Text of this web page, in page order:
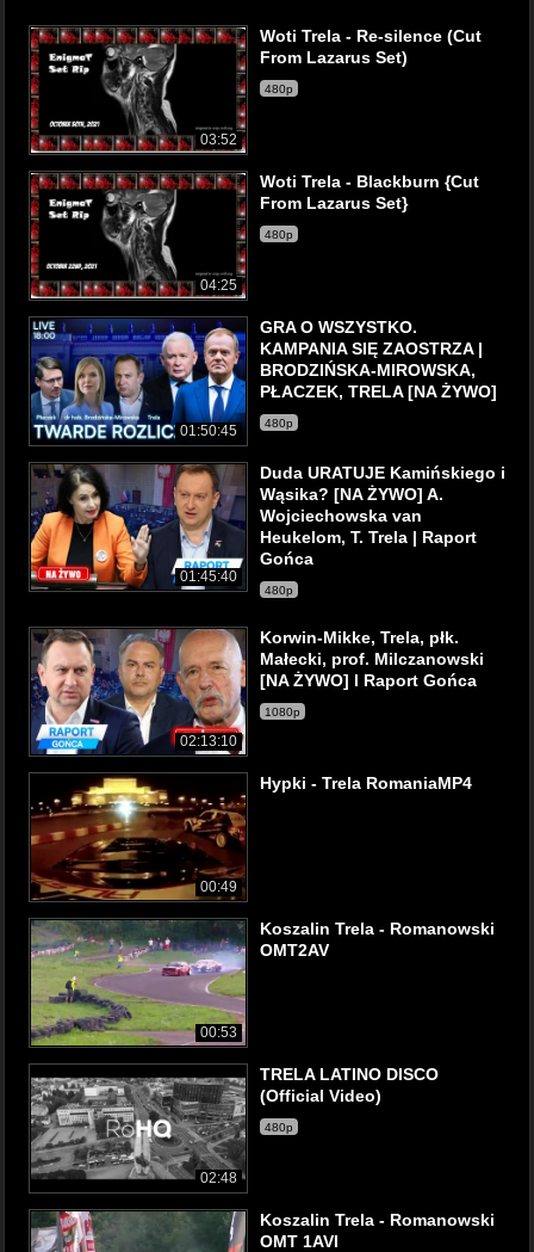
03:52
Woti Trela - Re-silence (Cut
From Lazarus Set)
480p
04:25
Woti Trela - Blackburn {Cut
From Lazarus Set}
480p
01:50:45
GRA O WSZYSTKO.
KAMPANIA SIĘ ZAOSTRZA |
BRODZIŃSKA-MIROWSKA,
PŁACZEK, TRELA [NA ŻYWO]
480p
01:45:40
Duda URATUJE Kamińskiego i
Wąsika? [NA ŻYWO] A.
Wojciechowska van
Heukelom, T. Trela | Raport
Gońca
480p
02:13:10
Korwin-Mikke, Trela, płk.
Małecki, prof. Milczanowski
[NA ŻYWO] l Raport Gońca
1080p
00:49
Hypki - Trela RomaniaMP4
00:53
Koszalin Trela - Romanowski
OMT2AV
02:48
TRELA LATINO DISCO
(Official Video)
480p
Koszalin Trela - Romanowski
OMT 1AVI